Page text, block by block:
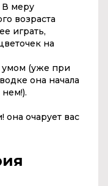
В меру
возраста
играть,
на
умом (уже при
она начала
она очарует вас